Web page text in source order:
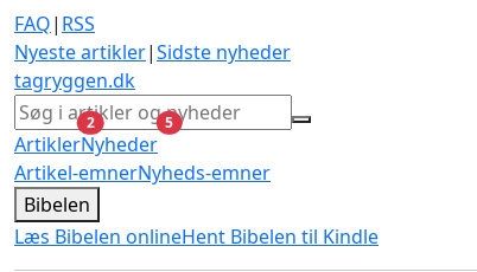
FAQ| RSS
Nyeste artikler|Sidste nyheder
tagryggen.dk
Artikler
2ulæste
Nyheder
5ulæste
Artikel-emnerNyheds-emner
Bibelen
Læs Bibelen onlineHent Bibelen til Kindle